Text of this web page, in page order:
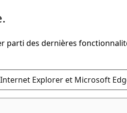
parti des dernières
Explorer et Microsoft